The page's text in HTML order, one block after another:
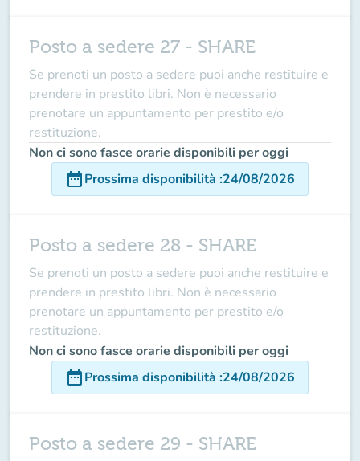
Posto a sedere 27 - SHARE
Se prenoti un posto a sedere puoi anche restituire e
prendere in prestito libri. Non è necessario
prenotare un appuntamento per prestito e/o
restituzione.
Non ci sono fasce orarie disponibili per oggi
date_rangeProssima disponibilità :24/08/2026
Posto a sedere 28 - SHARE
Se prenoti un posto a sedere puoi anche restituire e
prendere in prestito libri. Non è necessario
prenotare un appuntamento per prestito e/o
restituzione.
Non ci sono fasce orarie disponibili per oggi
date_rangeProssima disponibilità :24/08/2026
Posto a sedere 29 - SHARE